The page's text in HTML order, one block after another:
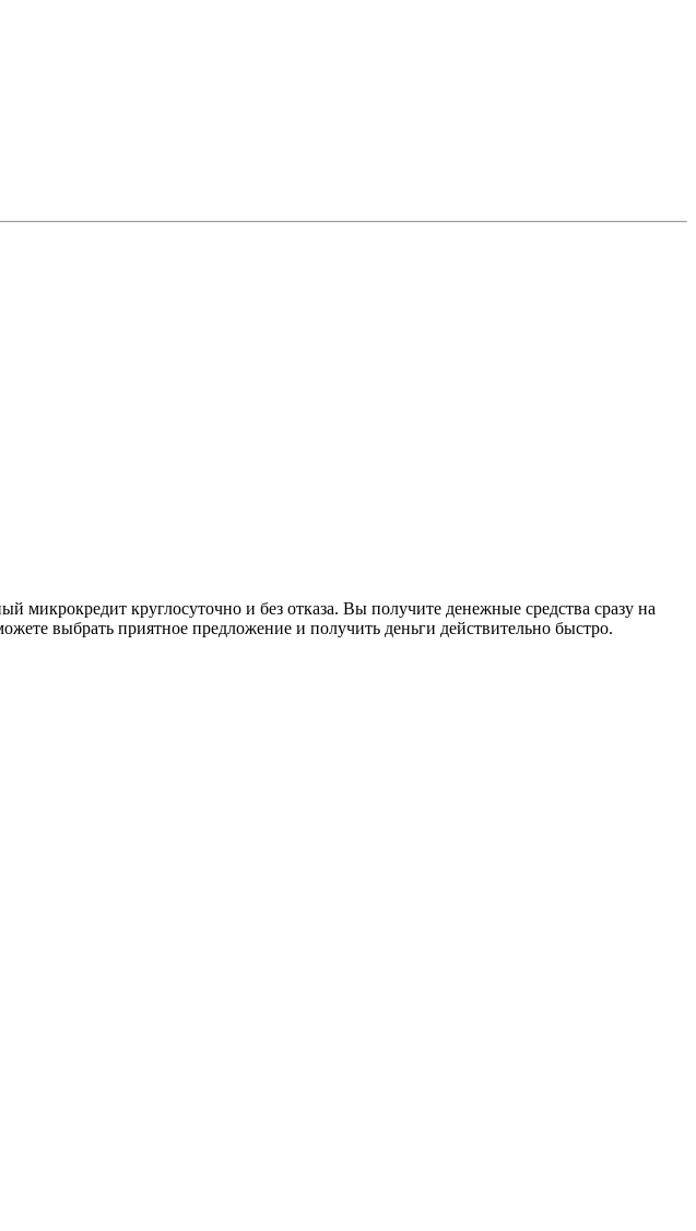
микрокредит круглосуточно и без отказа. Вы получите денежные средства сразу на
выбрать приятное предложение и получить деньги действительно быстро.